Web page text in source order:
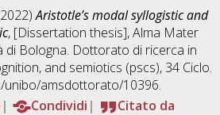
Aristotle’s modal syllogistic and
, [Dissertation thesis], Alma Mater
di Bologna. Dottorato di ricerca in
and semiotics (pscs), 34 Ciclo.
unibo/amsdottorato/10396.
Condividi
Citato da